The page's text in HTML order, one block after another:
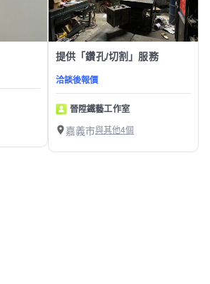
提供「鑽孔/切割」服務
洽談後報價
晉陞鐵藝工作室
嘉義市與其他4個